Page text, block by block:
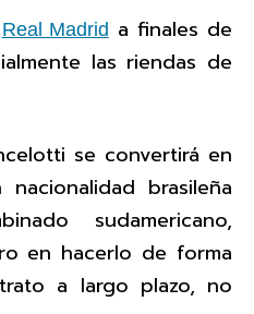
Real Madrida finales de
las riendas de
se convertirá en
brasileña
sudamericano,
en hacerlo de forma
a largo plazo, no